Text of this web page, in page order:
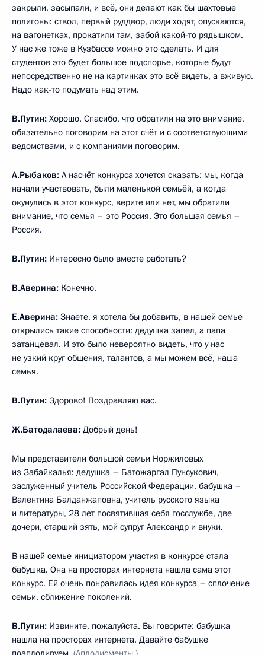
закрыли, засыпали, и всё, они делают как бы шахтовые
полигоны: ствол, первый руддвор, люди ходят, опускаются,
на вагонетках, прокатили там, забой какой-то рядышком.
У нас же тоже в Кузбассе можно это сделать. И для
студентов это будет большое подспорье, которые будут
непосредственно не на картинках это всё видеть, а вживую.
Надо как-то подумать над этим.
В.Путин: Хорошо. Спасибо, что обратили на это внимание,
обязательно поговорим на этот счёт и с соответствующими
ведомствами, и с компаниями поговорим.
А.Рыбаков: А насчёт конкурса хочется сказать: мы, когда
начали участвовать, были маленькой семьёй, а когда
окунулись в этот конкурс, верите или нет, мы обратили
внимание, что семья – это Россия. Это большая семья –
Россия.
В.Путин: Интересно было вместе работать?
В.Аверина: Конечно.
Е.Аверина: Знаете, я хотела бы добавить, в нашей семье
открылись такие способности: дедушка запел, а папа
затанцевал. И это было невероятно видеть, что у нас
не узкий круг общения, талантов, а мы можем всё, наша
семья.
В.Путин: Здорово! Поздравляю вас.
Ж.Батодалаева: Добрый день!
Мы представители большой семьи Норжиловых
из Забайкалья: дедушка – Батожаргал Пунсукович,
заслуженный учитель Российской Федерации, бабушка –
Валентина Балданжаповна, учитель русского языка
и литературы, 28 лет посвятившая себя госслужбе, две
дочери, старший зять, мой супруг Александр и внуки.
В нашей семье инициатором участия в конкурсе стала
бабушка. Она на просторах интернета нашла сама этот
конкурс. Ей очень понравилась идея конкурса – сплочение
семьи, сближение поколений.
В.Путин: Извините, пожалуйста. Вы говорите: бабушка
нашла на просторах интернета. Давайте бабушке